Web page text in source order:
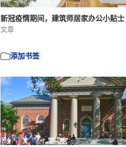
新冠疫情期间，建筑师居家办公小贴士
文章
添加书签